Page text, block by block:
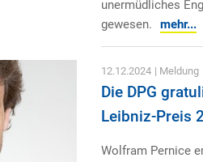
unermüdliches
gewesen.
mehr...
12.12.2024 | Meldung
Die DPG
Leibniz-Preis
Wolfram Pernice